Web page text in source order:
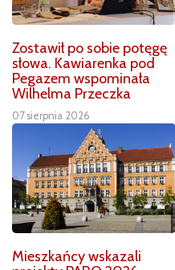
Zostawił po sobie potęgę
słowa. Kawiarenka pod
Pegazem wspominała
Wilhelma Przeczka
07 sierpnia 2026
Mieszkańcy wskazali